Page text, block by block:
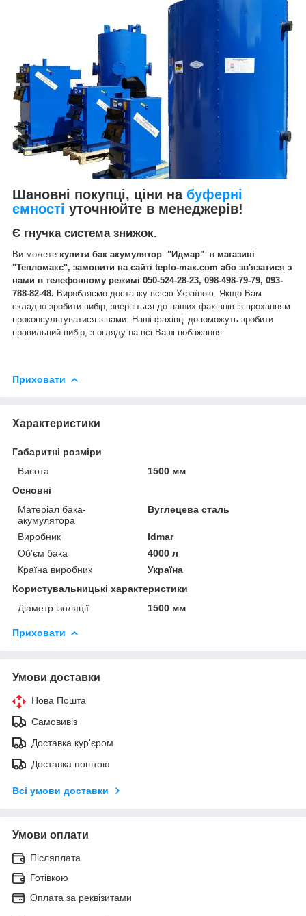
Шановні покупці, ціни на буферні
ємності уточнюйте в менеджерів!
Є гнучка система знижок.
Ви можете купити бак акумулятор "Идмар" в магазині
"Тепломакс", замовити на сайті teplo-max.com або зв'язатися з
нами в телефонному режимі 050-524-28-23, 098-498-79-79, 093-
788-82-48. Виробляємо доставку всією Україною. Якщо Вам
складно зробити вибір, зверніться до наших фахівців із проханням
проконсультуватися з вами. Наші фахівці допоможуть зробити
правильний вибір, з огляду на всі Ваші побажання.
Приховати
Характеристики
Габаритні розміри
Висота
1500 мм
Основні
Матеріал бака-
акумулятора
Вуглецева сталь
Виробник
Idmar
Об'єм бака
4000 л
Країна виробник
Україна
Користувальницькі характеристики
Діаметр ізоляції
1500 мм
Приховати
Умови доставки
Нова Пошта
Самовивіз
Доставка кур'єром
Доставка поштою
Всі умови доставки
Умови оплати
Післяплата
Готівкою
Оплата за реквізитами